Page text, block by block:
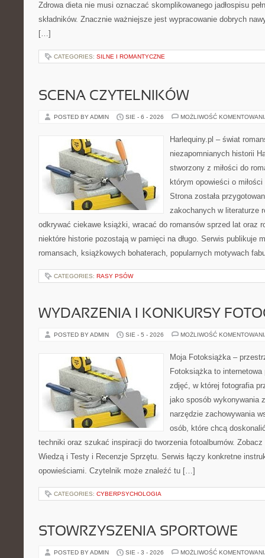
Zdrowa dieta nie musi oznaczać skomplikowanego jadłospisu
składników. Znacznie ważniejsze jest wypracowanie dobrych
[…]
CATEGORIES: SILNE I ROMANTYCZNE
SCENA CZYTELNIKÓW
POSTED BY ADMIN SIE - 6 - 2026 MOŻLIWOŚĆ
Harlequiny.pl – świat
niezapomnianych historii
stworzony z miłości do
którym opowieści o
Strona została
zakochanych w literaturze
odkrywać ciekawe książki, wracać do romansów sprzed lat oraz
niektóre historie pozostają w pamięci na długo. Serwis publikuje
romansach, książkowych bohaterach, popularnych motywach
CATEGORIES: RASY PSÓW
WYDARZENIA I KONKURSY
POSTED BY ADMIN SIE - 5 - 2026 MOŻLIWOŚĆ
Moja Fotoksiążka –
Fotoksiążka to internetowa
zdjęć, w której fotografia
jako sposób wykonywania
narzędzie zachowywania
osób, które chcą
techniki oraz szukać inspiracji do tworzenia fotoalbumów.
Wiedzą i Testy i Recenzje Sprzętu. Serwis łączy konkretne
opowieściami. Czytelnik może znaleźć tu […]
CATEGORIES: CYBERPSYCHOLOGIA
STOWRZYSZENIA SPORTOWE
POSTED BY ADMIN SIE - 3 - 2026 MOŻLIWOŚĆ